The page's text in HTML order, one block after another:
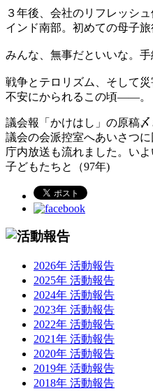
３年後、会社のリフレッシ
インド南部。初めての母子旅
みんな、無事だといいな。手
戦争とテロリズム、そして
不安にかられるこの頃――。
議会報「かけはし」の原稿
議会の会派控室へあいさつ
庁内放送も流れました。
子どもたちと（97年)
2026年 活動報告
2025年 活動報告
2024年 活動報告
2023年 活動報告
2022年 活動報告
2021年 活動報告
2020年 活動報告
2019年 活動報告
2018年 活動報告